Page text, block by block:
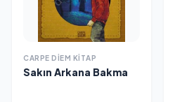
CARPE DIEM KITAP
Sakın Arkana Bakma